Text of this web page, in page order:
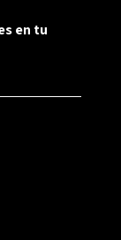
en tu